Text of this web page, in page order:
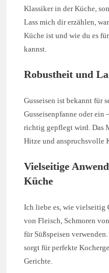
Klassiker in der Küche,
Lass mich dir erzählen,
Küche ist und wie du es
kannst.
Robustheit und
Gusseisen ist bekannt für
Gusseisenpfanne oder ein
richtig gepflegt wird. Das
Hitze und anspruchsvolle
Vielseitige
Küche
Ich liebe es, wie vielseitig
von Fleisch, Schmoren
für Süßspeisen
sorgt für perfekte
Gerichte.